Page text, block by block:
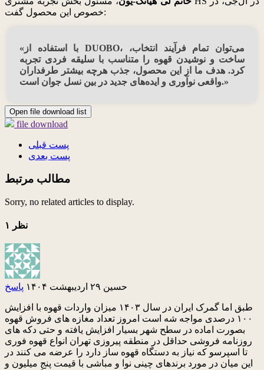
خصوص این محصول گفت:
«با استفاده از DUOBO، می‌توان تمام فرآیند انتخاب،
ساخت و نوشیدن قهوه را متناسب با سلیقه فردی تجربه
کرد. هدف ما از این محصول، جذب هرچه بیشتر طرفداران
واقعی نوآوری و ایده‌های جدید در بین نسل جوان است.»
Open file download list
file download
پست قبلی
پست بعدی
مطالب مرتبط
Sorry, no related articles to display.
۱ نظر
حسین ۲۹ اردیبهشت ۱۴۰۴ پاسخ
طبق اما گمرک ایران در سال ۱۴۰۳ میزان واردات قهوه با افزایش
۱۰۰ درصدی مواجه شه است امروز تعداد مغازه های فروش قهوه
بصورت اماده در سطح شهر بسیار افزایش یافته و حتی دکه های
روزنامه فروشی حداقل در منطقه پیروزی تهران انواع قهوه فوری
تا اسپرسو که نیاز به دستگاه قهوه ساز دارد را عرضه می کنند در
این میان در مورد برندهای چینی نوا و مباشی با قیمت پنج میلیون و